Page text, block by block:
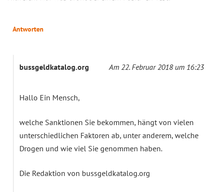
Antworten
bussgeldkatalog.org Am 22. Februar 2018 um 16:23
Hallo Ein Mensch,
welche Sanktionen Sie bekommen, hängt von vielen
unterschiedlichen Faktoren ab, unter anderem, welche
Drogen und wie viel Sie genommen haben.
Die Redaktion von bussgeldkatalog.org